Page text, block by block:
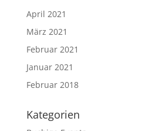
April 2021
März 2021
Februar 2021
Januar 2021
Februar 2018
Kategorien